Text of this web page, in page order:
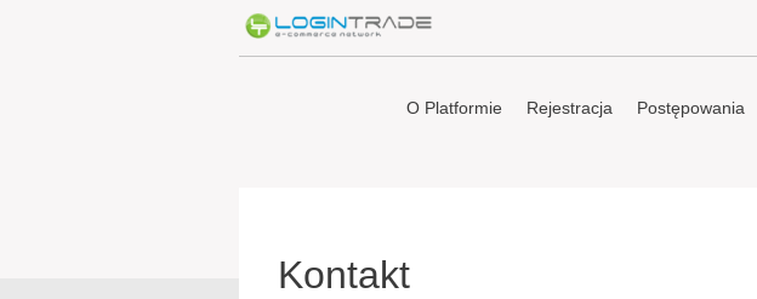
O Platformie Rejestracja Postępowania
Kontakt